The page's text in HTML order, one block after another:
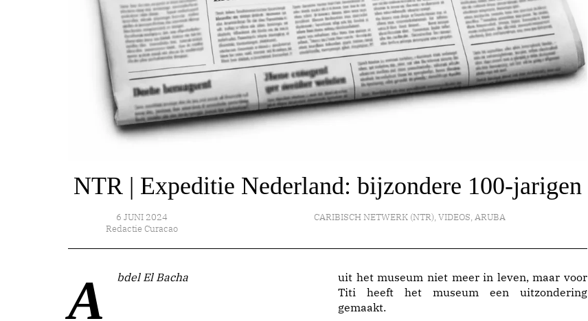
NTR | Expeditie Nederland: bijzondere 100-jarigen
6 JUNI 2024
Redactie Curacao
CARIBISCH NETWERK (NTR),VIDEOS,ARUBA
Abdel El Bacha
uit het museum niet meer in leven, maar voor
Titi heeft het museum een uitzondering
gemaakt.